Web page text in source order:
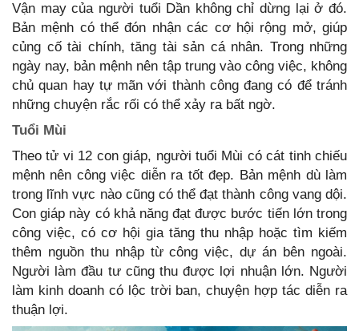
Vận may của người tuổi Dần không chỉ dừng lại ở đó.
Bản mệnh có thể đón nhận các cơ hội rộng mở, giúp
củng cố tài chính, tăng tài sản cá nhân. Trong những
ngày nay, bản mệnh nên tập trung vào công việc, không
chủ quan hay tự mãn với thành công đang có để tránh
những chuyện rắc rối có thể xảy ra bất ngờ.
Tuổi Mùi
Theo tử vi 12 con giáp, người tuổi Mùi có cát tinh chiếu
mệnh nên công việc diễn ra tốt đẹp. Bản mệnh dù làm
trong lĩnh vực nào cũng có thể đạt thành công vang dội.
Con giáp này có khả năng đạt được bước tiến lớn trong
công việc, có cơ hội gia tăng thu nhập hoặc tìm kiếm
thêm nguồn thu nhập từ công việc, dự án bên ngoài.
Người làm đầu tư cũng thu được lợi nhuận lớn. Người
làm kinh doanh có lộc trời ban, chuyện hợp tác diễn ra
thuận lợi.